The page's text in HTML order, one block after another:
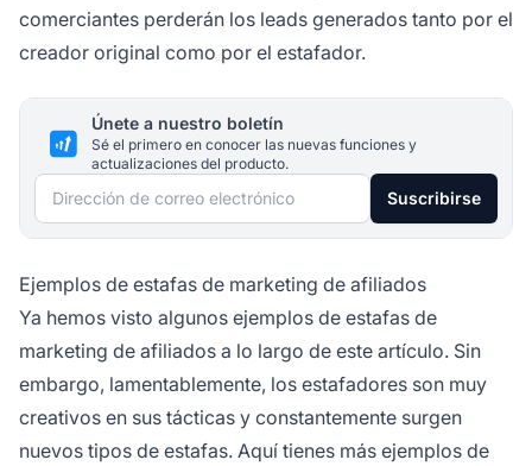
comerciantes perderán los leads generados tanto por el
creador original como por el estafador.
Únete a nuestro boletín
Sé el primero en conocer las nuevas funciones y
actualizaciones del producto.
Dirección de correo electrónico Suscribirse
Ejemplos de estafas de marketing de afiliados
Ya hemos visto algunos ejemplos de estafas de
marketing de afiliados a lo largo de este artículo. Sin
embargo, lamentablemente, los estafadores son muy
creativos en sus tácticas y constantemente surgen
nuevos tipos de estafas. Aquí tienes más ejemplos de